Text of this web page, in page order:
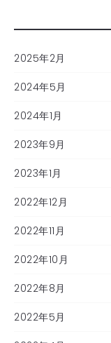
2025年2月
2024年5月
2024年1月
2023年9月
2023年1月
2022年12月
2022年11月
2022年10月
2022年8月
2022年5月